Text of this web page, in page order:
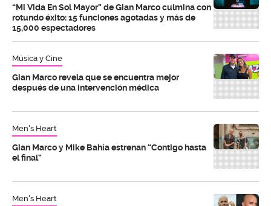
“Mi Vida En Sol Mayor” de Gian Marco culmina con
rotundo éxito: 15 funciones agotadas y más de
15,000 espectadores
Música y Cine
Gian Marco revela que se encuentra mejor
después de una intervención médica
Men's Heart
Gian Marco y Mike Bahía estrenan “Contigo hasta
el final”
Men's Heart